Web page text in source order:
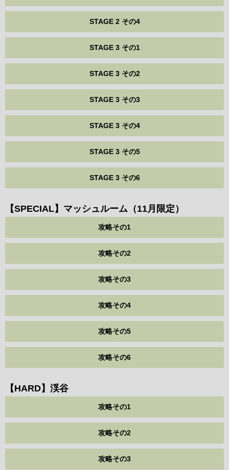
STAGE 2 その4
STAGE 3 その1
STAGE 3 その2
STAGE 3 その3
STAGE 3 その4
STAGE 3 その5
STAGE 3 その6
【SPECIAL】マッシュルーム（11月限定）
攻略その1
攻略その2
攻略その3
攻略その4
攻略その5
攻略その6
【HARD】渓谷
攻略その1
攻略その2
攻略その3